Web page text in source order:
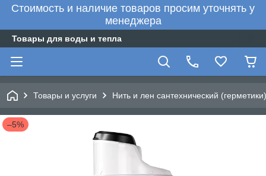
Стоимость и наличие товаров просим уточнять у
менеджера
Товары для воды и тепла
Товары и услуги Нить и лен сантехнический (герметики)
–5%